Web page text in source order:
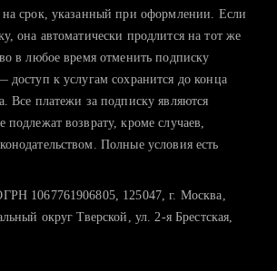
срок, указанный при оформлении. Если
она автоматически продлится на тот же
в любое время отменить подписку
к услугам сохранится до конца
Все платежи за подписку являются
подлежат возврату, кроме случаев,
Полные условия есть
1067761906805, 125047, г. Москва,
округ Тверской, ул. 2-я Брестская,